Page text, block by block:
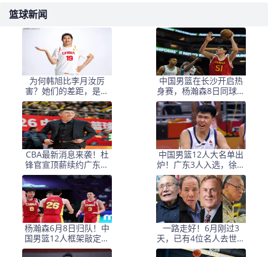
篮球新闻
为何韩旭比李月汝厉
害？她们的差距，是张
子宇选秀顺位暴跌的原
因
中国男篮在长沙开启热
身赛，杨瀚森8日同球队
会合
CBA最新消息来袭！杜
锋官宣顶薪续约广东男
篮，杨鸣婉拒执教北控
中国男篮12人大名单出
炉！广东3人入选，徐昕
国家队首秀，胡明轩轮
休
杨瀚森6月8日归队！中
国男篮12人框架敲定，
锋线王牌竟是他？
一路走好！6月刚过3
天，已有4位名人去世，
姚明等人发文悼念